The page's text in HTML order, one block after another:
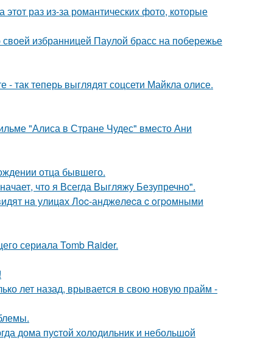
раз из-за романтических фото, которые
избранницей Паулой брасс на побережье
так теперь выглядят соцсети Майкла олисе.
"Алиса в Стране Чудес" вместо Ани
отца бывшего.
что я Всегда Выгляжу Безупречно".
нa улицaх Лoc-анджeлeca c oгpoмными
сериала Tomb Raider.
лет назад, врывается в свою новую прайм -
дома пуcтой холодильник и небольшoй